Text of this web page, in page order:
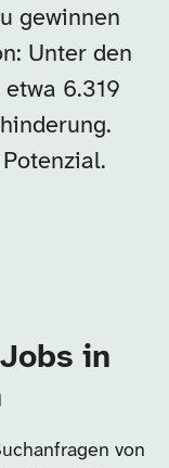
gewinnen
Unter den
6.319
in
von